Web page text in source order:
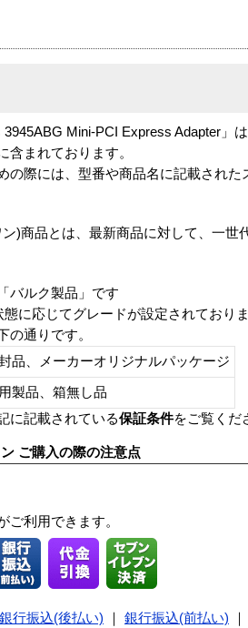
3945ABG Mini-PCI Express Adapter」
含まれております。
の際には、型番や商品名に記載された
)商品とは、最新商品に対して、一世
バルク製品」です
に応じてグレードが設定されておりま
の通りです。
品、メーカーオリジナルパッケージ
製品、箱無し品
に記載されている保証条件をご覧くだ
ご購入の際の注意点
ご利用できます。
銀行振込(後払い) 銀行振込(前払い)